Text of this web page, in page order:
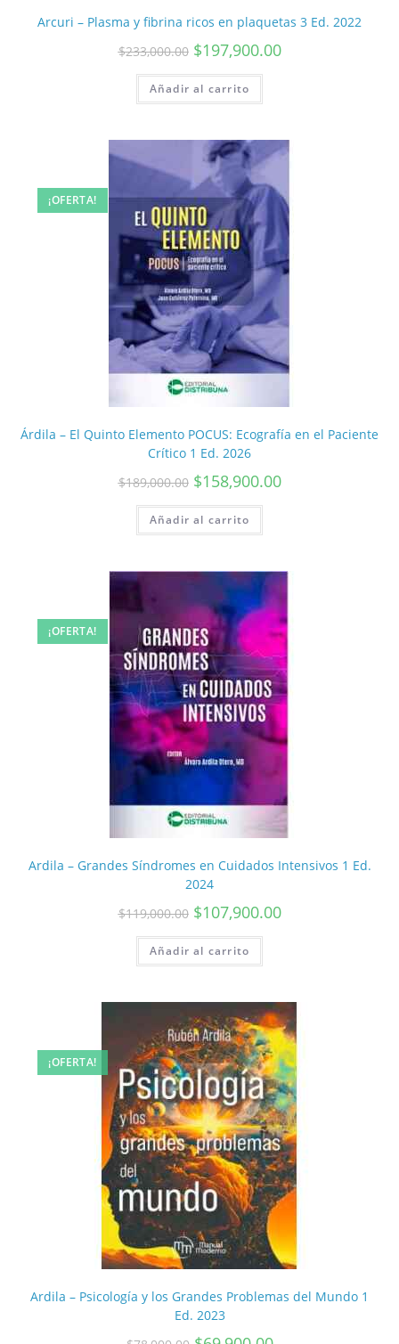
Arcuri – Plasma y fibrina ricos en plaquetas 3 Ed. 2022
$233,000.00 $197,900.00
Añadir al carrito
¡OFERTA!
Árdila – El Quinto Elemento POCUS: Ecografía en el Paciente
Crítico 1 Ed. 2026
$189,000.00 $158,900.00
Añadir al carrito
¡OFERTA!
Ardila – Grandes Síndromes en Cuidados Intensivos 1 Ed.
2024
$119,000.00 $107,900.00
Añadir al carrito
¡OFERTA!
Ardila – Psicología y los Grandes Problemas del Mundo 1
Ed. 2023